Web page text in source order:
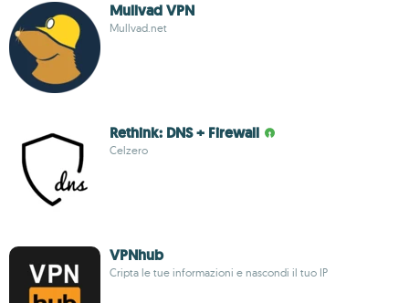
Mullvad VPN
Mullvad.net
Rethink: DNS + Firewall
Celzero
VPNhub
Cripta le tue informazioni e nascondi il tuo IP